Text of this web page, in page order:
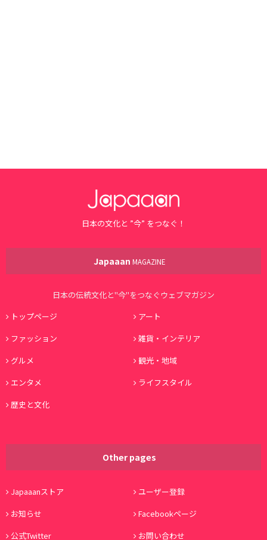
日本の文化と ”今” をつなぐ！
Japaaan MAGAZINE
日本の伝統文化と"今"をつなぐウェブマガジン
トップページ
アート
ファッション
雑貨・インテリア
グルメ
観光・地域
エンタメ
ライフスタイル
歴史と文化
Other pages
Japaaanストア
ユーザー登録
お知らせ
Facebookページ
公式Twitter
お問い合わせ